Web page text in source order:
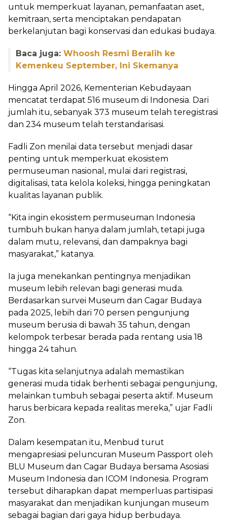
untuk memperkuat layanan, pemanfaatan aset,
kemitraan, serta menciptakan pendapatan
berkelanjutan bagi konservasi dan edukasi budaya.
Baca juga: Whoosh Resmi Beralih ke
Kemenkeu September, Ini Skemanya
Hingga April 2026, Kementerian Kebudayaan
mencatat terdapat 516 museum di Indonesia. Dari
jumlah itu, sebanyak 373 museum telah teregistrasi
dan 234 museum telah terstandarisasi.
Fadli Zon menilai data tersebut menjadi dasar
penting untuk memperkuat ekosistem
permuseuman nasional, mulai dari registrasi,
digitalisasi, tata kelola koleksi, hingga peningkatan
kualitas layanan publik.
“Kita ingin ekosistem permuseuman Indonesia
tumbuh bukan hanya dalam jumlah, tetapi juga
dalam mutu, relevansi, dan dampaknya bagi
masyarakat,” katanya.
Ia juga menekankan pentingnya menjadikan
museum lebih relevan bagi generasi muda.
Berdasarkan survei Museum dan Cagar Budaya
pada 2025, lebih dari 70 persen pengunjung
museum berusia di bawah 35 tahun, dengan
kelompok terbesar berada pada rentang usia 18
hingga 24 tahun.
“Tugas kita selanjutnya adalah memastikan
generasi muda tidak berhenti sebagai pengunjung,
melainkan tumbuh sebagai peserta aktif. Museum
harus berbicara kepada realitas mereka,” ujar Fadli
Zon.
Dalam kesempatan itu, Menbud turut
mengapresiasi peluncuran Museum Passport oleh
BLU Museum dan Cagar Budaya bersama Asosiasi
Museum Indonesia dan ICOM Indonesia. Program
tersebut diharapkan dapat memperluas partisipasi
masyarakat dan menjadikan kunjungan museum
sebagai bagian dari gaya hidup berbudaya.